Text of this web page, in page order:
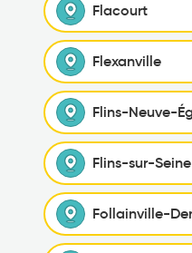
Flacourt
Flexanville
Flins-Neuve-
Flins-sur-Seine
Follainville-